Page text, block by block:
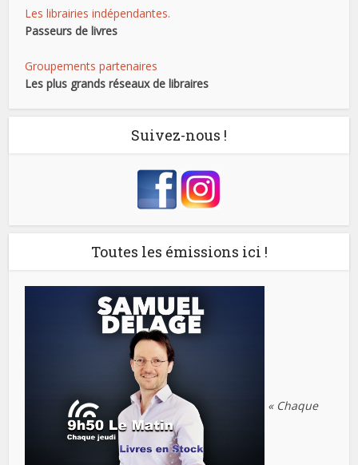
Les librairies indépendantes.
Passeurs de livres
Groupements partenaires
Les plus grands réseaux de libraires
Suivez-nous !
Toutes les émissions ici !
« Chaque